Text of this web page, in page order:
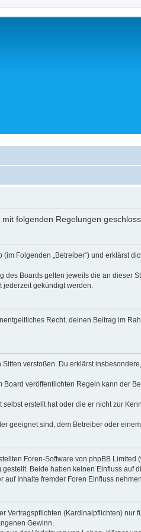
folgenden Regelungen
Folgenden „Betreiber“) und erklärst
des Boards gelten jeweils die an dieser
jederzeit gekündigt werden.
Recht, deinen Beitrag im
verstoßen. Du erklärst
veröffentlichten Regeln kann der
erstellt hat oder die er nicht zur
geeignet sind, dem Betreiber oder
Foren-Software von phpBB Limited
Beide haben keinen Einfluss auf
Inhalte fremder Foren Einfluss nehmen.
Vertragspflichten (Kardinalpflichten) nur
Gewinn.